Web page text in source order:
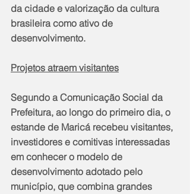
da cidade e valorização da cultura
brasileira como ativo de
desenvolvimento.
Projetos atraem visitantes
Segundo a Comunicação Social da
Prefeitura, ao longo do primeiro dia, o
estande de Maricá recebeu visitantes,
investidores e comitivas interessadas
em conhecer o modelo de
desenvolvimento adotado pelo
município, que combina grandes